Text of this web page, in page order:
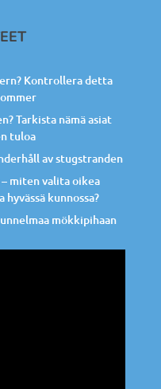
Kontrollera detta
Tarkista nämä asiat
tuloa
av stugstranden
miten valita oikea
kunnossa?
mökkipihaan